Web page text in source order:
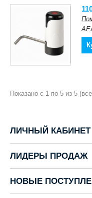
Показано с 1 по 5 из 5
ЛИЧНЫЙ КАБИНЕТ
ЛИДЕРЫ ПРОДАЖ
НОВЫЕ